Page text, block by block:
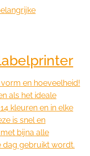
en hoeveelheid!
als het ideale
kleuren en in elke
is snel en
bijna alle
dag gebruikt wordt.